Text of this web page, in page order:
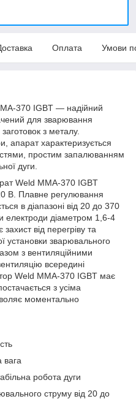
Оплата Умови
370 IGBT — надійний
для зварювання
з металу.
апарат характеризується
простим запалюванням
дуги.
Weld ММА-370 IGBT
В. Плавне регулювання
в діапазоні від 20 до 370
електроди діаметром 1,6-4
від перегріву та
установки зварювального
з вентиляційними
всередині
Weld ММА-370 IGBT має
з усіма
моментально
вага
робота дуги
струму від 20 до